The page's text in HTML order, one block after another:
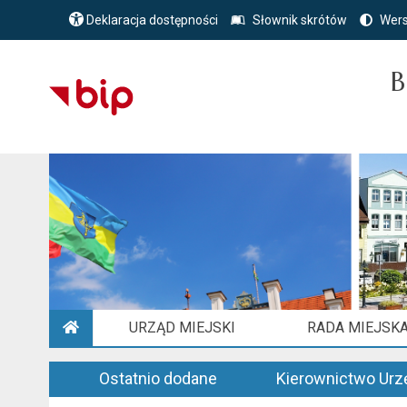
Deklaracja dostępności Słownik skrótów
URZĄD MIEJSKI RADA
Ostatnio dodane Kierownictwo